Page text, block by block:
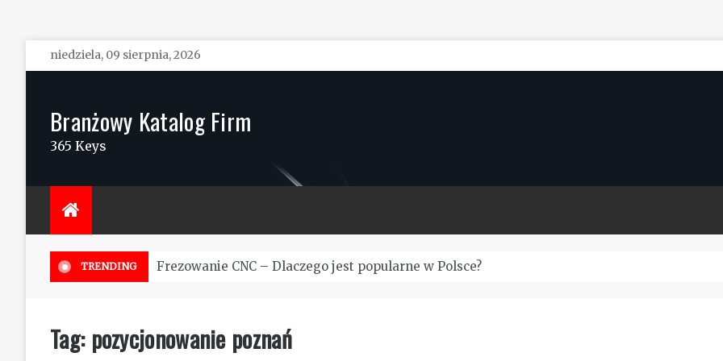
Skip
to
niedziela, 09 sierpnia, 2026
Branżowy Katalog Firm
365 Keys
TRENDING Frezowanie CNC – Dlaczego jest popularne w Polsce?
Tag: pozycjonowanie poznań